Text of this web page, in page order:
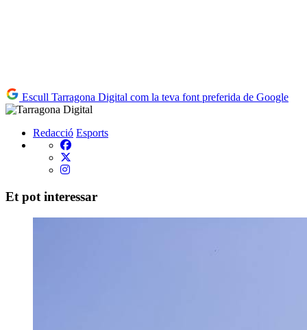
Escull Tarragona Digital com la teva font preferida de Google
Redacció Esports
Et pot interessar